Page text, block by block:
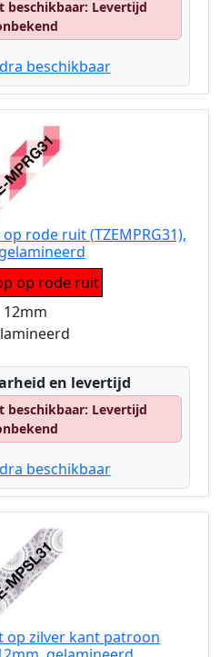
beschikbaar: Levertijd
beschikbaar
rode ruit (TZEMPRG31),
op rode ruit
12mm
en levertijd
beschikbaar: Levertijd
beschikbaar
op zilver kant patroon